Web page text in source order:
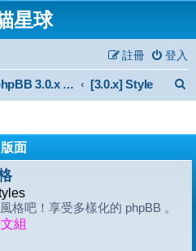
星球
登入
註冊
phpBB 3.0.x Forum Archive [3.0.x] Style
版面
格吧！享受多樣化的 phpBB 。
組